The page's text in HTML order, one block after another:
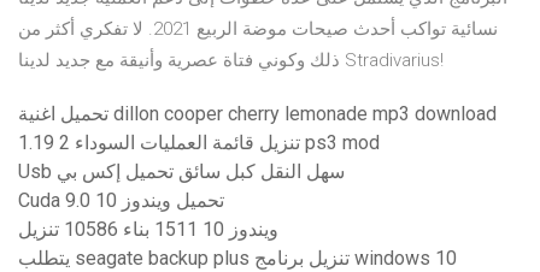
نسائية تواكب أحدث صيحات موضة الربيع 2021. لا تفكري أكثر من
ذلك وكوني فتاة عصرية وأنيقة مع جديد لدينا Stradivarius!
تحميل اغنية dillon cooper cherry lemonade mp3 download
تنزيل قائمة العمليات السوداء 2 1.19 ps3 mod
Usb سهل النقل كبل سائق تحميل إكس بي
Cuda 9.0 تحميل ويندوز 10
ويندوز 10 1511 بناء 10586 تنزيل
يتطلب seagate backup plus تنزيل برنامج windows 10